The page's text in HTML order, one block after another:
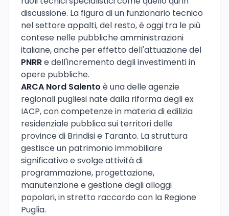
discussione. La figura di un funzionario tecnico
nel settore appalti, del resto, è oggi tra le più
contese nelle pubbliche amministrazioni
italiane, anche per effetto dell'attuazione del
PNRRe dell'incremento degli investimenti in
opere pubbliche.
ARCA Nord Salento è una delle agenzie
regionali pugliesi nate dalla riforma degli ex
IACP, con competenze in materia di edilizia
residenziale pubblica sui territori delle
province di Brindisi e Taranto. La struttura
gestisce un patrimonio immobiliare
significativo e svolge attività di
programmazione, progettazione,
manutenzione e gestione degli alloggi
popolari, in stretto raccordo con la Regione
Puglia.